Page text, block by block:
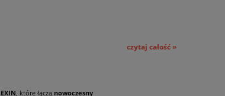
czytaj całość »
, które łączą nowoczesny